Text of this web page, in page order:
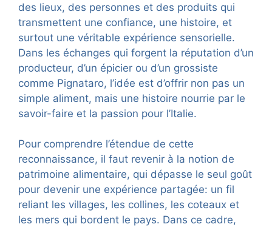
des lieux, des personnes et des produits qui
transmettent une confiance, une histoire, et
surtout une véritable expérience sensorielle.
Dans les échanges qui forgent la réputation d’un
producteur, d’un épicier ou d’un grossiste
comme Pignataro, l’idée est d’offrir non pas un
simple aliment, mais une histoire nourrie par le
savoir-faire et la passion pour l’Italie.
Pour comprendre l’étendue de cette
reconnaissance, il faut revenir à la notion de
patrimoine alimentaire, qui dépasse le seul goût
pour devenir une expérience partagée: un fil
reliant les villages, les collines, les coteaux et
les mers qui bordent le pays. Dans ce cadre,